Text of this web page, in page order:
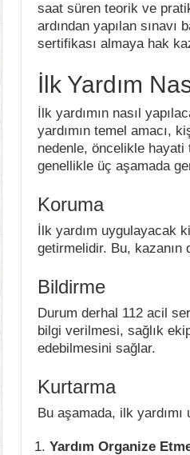
saat süren teorik ve
ardından yapılan sınavı
sertifikası almaya hak
İlk Yardım
İlk yardımın nasıl
yardımın temel amacı,
nedenle, öncelikle hayati
genellikle üç aşamada
Koruma
İlk yardım uygulayacak
getirmelidir. Bu,
Bildirme
Durum derhal 112 acil
bilgi verilmesi, sağlık
edebilmesini sağlar.
Kurtarma
Bu aşamada, ilk
Yardım Organize